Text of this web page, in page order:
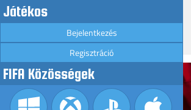
Játékos
Bejelentkezés
Regisztráció
FIFA Közösségek